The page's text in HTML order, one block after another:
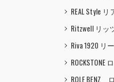
REAL Style
Ritzwell リッ
Riva 1920 リ
ROLF BENZ